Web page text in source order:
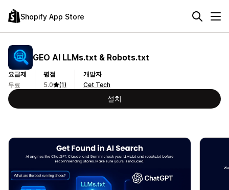
Shopify App Store
GEO AI LLMs.txt & Robots.txt
요금제
무료
평점
5.0
(1)
개발자
Cet Tech
설치